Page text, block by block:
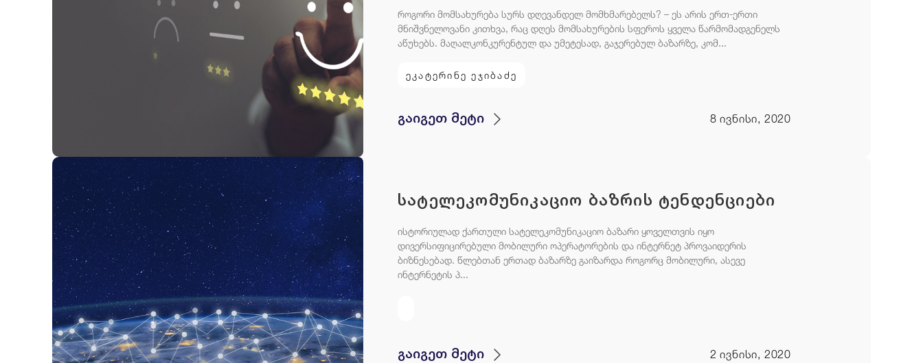
როგორი მომსახურება სურს დღევანდელ მომხმარებელს? – ეს არის ერთ-ერთი
მნიშვნელოვანი კითხვა, რაც დღეს მომსახურების სფეროს ყველა წარმომადგენელს
აწუხებს. მაღალკონკურენტულ და უმეტესად, გაჯერებულ ბაზარზე, კომ...
ეკატერინე ეჯიბაძე
გაიგეთ მეტი 8 ივნისი, 2020
სატელეკომუნიკაციო ბაზრის ტენდენციები
ისტორიულად ქართული სატელეკომუნიკაციო ბაზარი ყოველთვის იყო
დივერსიფიცირებული მობილური ოპერატორების და ინტერნეტ პროვაიდერის
ბიზნესებად. წლებთან ერთად ბაზარზე გაიზარდა როგორც მობილური, ასევე
ინტერნეტის პ...
გაიგეთ მეტი 2 ივნისი, 2020